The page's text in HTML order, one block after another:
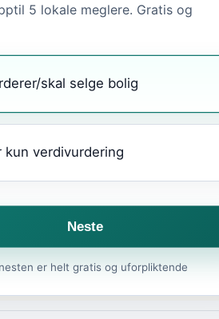
5 lokale meglere. Gratis og
skal selge bolig
kun verdivurdering
Neste
er helt gratis og uforpliktende